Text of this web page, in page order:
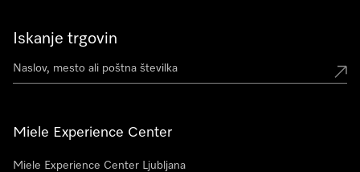
Iskanje trgovin
Miele Experience Center
Miele Experience Center Ljubljana